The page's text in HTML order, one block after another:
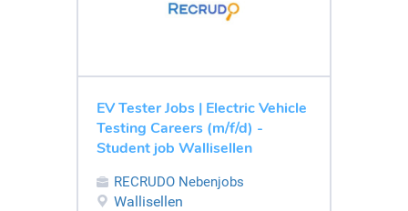
EV Tester Jobs | Electric Vehicle
Testing Careers (m/f/d) -
Student job Wallisellen
RECRUDO Nebenjobs
Wallisellen